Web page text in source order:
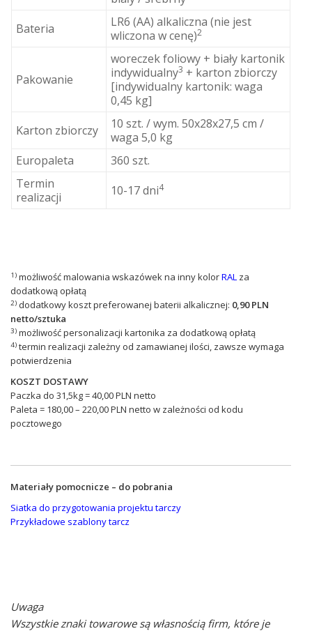
Bateria
LR6 (AA) alkaliczna (nie jest
wliczona w cenę)2
Pakowanie
woreczek foliowy + biały kartonik
indywidualny3 + karton zbiorczy
[indywidualny kartonik: waga
0,45 kg]
Karton zbiorczy
10 szt. / wym. 50x28x27,5 cm /
waga 5,0 kg
Europaleta
360 szt.
Termin
realizacji
10-17 dni4
1) możliwość malowania wskazówek na inny kolorRAL za
dodatkową opłatą
2) dodatkowy koszt preferowanej baterii alkalicznej: 0,90 PLN
netto/sztuka
3) możliwość personalizacji kartonika za dodatkową opłatą
4) termin realizacji zależny od zamawianej ilości, zawsze wymaga
potwierdzenia
KOSZT DOSTAWY
Paczka do 31,5kg = 40,00 PLN netto
Paleta = 180,00 – 220,00 PLN netto w zależności od kodu
pocztowego
Materiały pomocnicze – do pobrania
Siatka do przygotowania projektu tarczy
Przykładowe szablony tarcz
Uwaga
Wszystkie znaki towarowe są własnością firm, które je